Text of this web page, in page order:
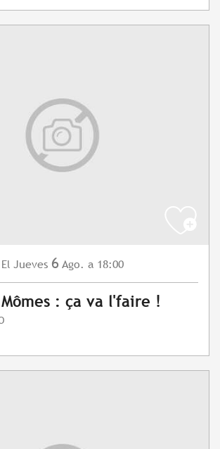
El Jueves 6 Ago. a 18:00
: ça va l'faire !